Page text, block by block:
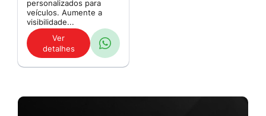
personalizados para
veículos. Aumente a
visibilidade...
Ver
detalhes